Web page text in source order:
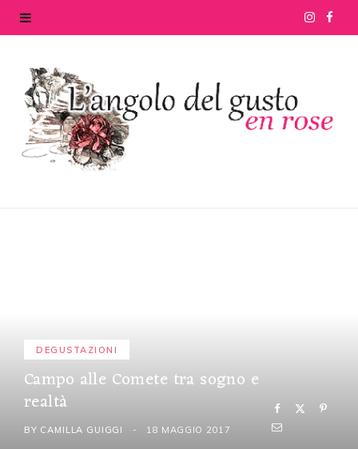
I
t e
DEGUSTAZIONI
Campo alle Comete tra sogno e
realtà
BY CAMILLA GUIGGI 18 MAGGIO 2017